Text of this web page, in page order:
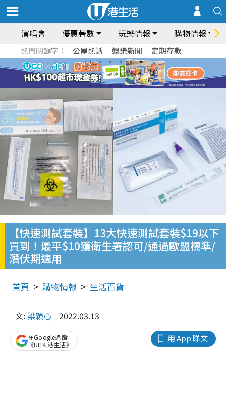
演唱會 優惠著數 玩樂情報 購物情報
熱門關鍵字： 公屋熱話 娛樂新聞 定期存款
【快速測試套裝】13大快速測試套裝$19以下
買到！最平$10獲衛生署認可/通過歐盟標準/
潛伏期適用
首頁 購物情報 生活百貨
文: 梁穎心 2022.03.13
用 App 睇文
在Google追蹤
《UHK 港生活》